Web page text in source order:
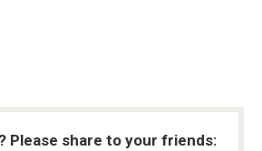
Please share to your friends: